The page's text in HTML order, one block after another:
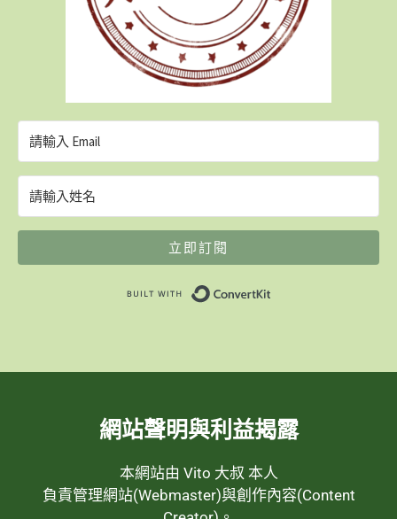
立即訂閱
網站聲明與利益揭露
本網站由 Vito 大叔 本人
負責管理網站(Webmaster)與創作內容(Content